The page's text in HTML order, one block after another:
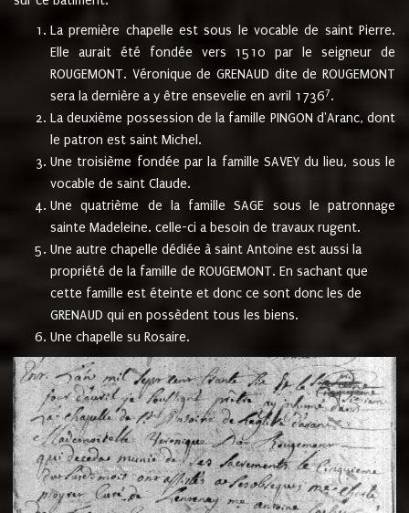
La première chapelle est sous le vocable de saint Pierre.
Elle aurait été fondée vers 1510 par le seigneur de
ROUGEMONT. Véronique de GRENAUD dite de ROUGEMONT
sera la dernière a y être ensevelie en avril 17367.
La deuxième possession de la famille PINGON d'Aranc, dont
le patron est saint Michel.
Une troisième fondée par la famille SAVEY du lieu, sous le
vocable de saint Claude.
Une quatrième de la famille SAGE sous le patronnage
sainte Madeleine. celle-ci a besoin de travaux rugent.
Une autre chapelle dédiée à saint Antoine est aussi la
propriété de la famille de ROUGEMONT. En sachant que
cette famille est éteinte et donc ce sont donc les de
GRENAUD qui en possèdent tous les biens.
Une chapelle su Rosaire.